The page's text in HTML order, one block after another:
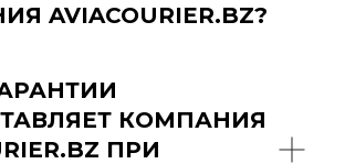
AVIACOURIER.BZ?
КОМПАНИЯ
ПРИ